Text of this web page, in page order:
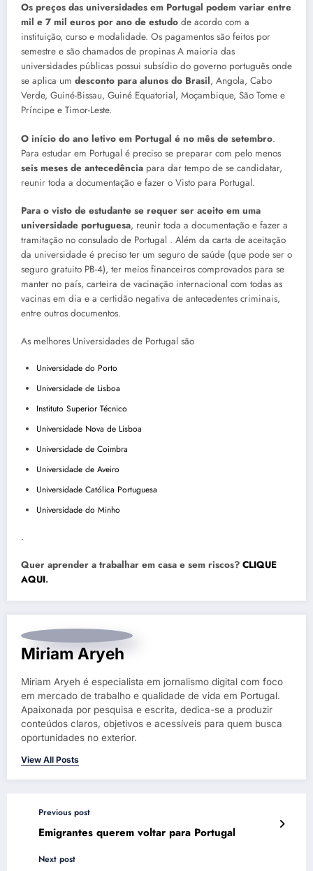
Os preços das universidades em Portugal podem variar entre
mil e 7 mil euros por ano de estudo de acordo com a
instituição, curso e modalidade. Os pagamentos são feitos por
semestre e são chamados de propinas A maioria das
universidades públicas possui subsídio do governo português onde
se aplica um desconto para alunos do Brasil, Angola, Cabo
Verde, Guiné-Bissau, Guiné Equatorial, Moçambique, São Tome e
Príncipe e Timor-Leste.
O início do ano letivo em Portugal é no mês de setembro.
Para estudar em Portugal é preciso se preparar com pelo menos
seis meses de antecedência para dar tempo de se candidatar,
reunir toda a documentação e fazer o Visto para Portugal.
Para o visto de estudante se requer ser aceito em uma
universidade portuguesa, reunir toda a documentação e fazer a
tramitação no consulado de Portugal . Além da carta de aceitação
da universidade é preciso ter um seguro de saúde (que pode ser o
seguro gratuito PB-4), ter meios financeiros comprovados para se
manter no país, carteira de vacinação internacional com todas as
vacinas em dia e a certidão negativa de antecedentes criminais,
entre outros documentos.
As melhores Universidades de Portugal são
Universidade do Porto
Universidade de Lisboa
Instituto Superior Técnico
Universidade Nova de Lisboa
Universidade de Coimbra
Universidade de Aveiro
Universidade Católica Portuguesa
Universidade do Minho
.
Quer aprender a trabalhar em casa e sem riscos? CLIQUE
AQUI.
Miriam Aryeh
Miriam Aryeh é especialista em jornalismo digital com foco
em mercado de trabalho e qualidade de vida em Portugal.
Apaixonada por pesquisa e escrita, dedica-se a produzir
conteúdos claros, objetivos e acessíveis para quem busca
oportunidades no exterior.
View All Posts
Previous post
Emigrantes querem voltar para Portugal
Next post